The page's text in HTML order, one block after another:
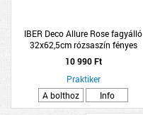
IBER Deco Allure Rose fagyálló
32x62,5cm rózsaszín fényes
dekorcsempe
10 990 Ft
Praktiker
A bolthoz
Info